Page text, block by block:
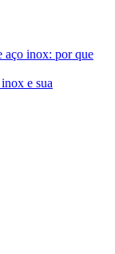
aço inox: por que
e sua